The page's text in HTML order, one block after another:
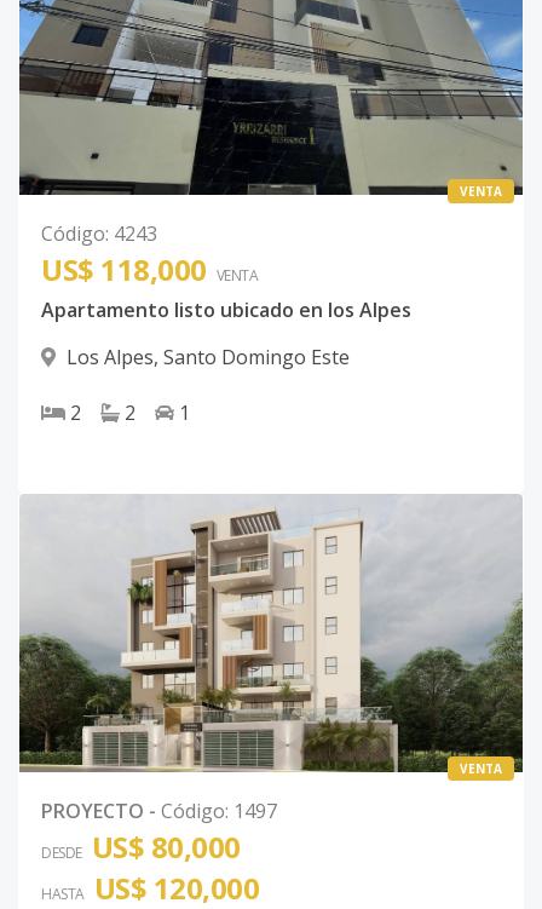
VENTA
Código: 4243
US$ 118,000 VENTA
Apartamento listo ubicado en los Alpes
Los Alpes, Santo Domingo Este
2 2 1
VENTA
PROYECTO - Código: 1497
DESDE US$ 80,000
HASTA US$ 120,000